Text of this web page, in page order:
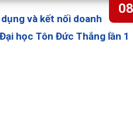
08
và kết nối doanh
học Tôn Đức Thắng lần 1